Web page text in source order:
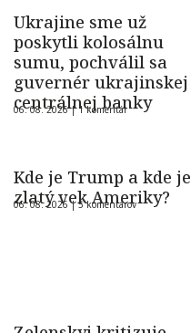
Ukrajine sme už
poskytli kolosálnu
sumu, pochválil sa
guvernér ukrajinskej
centrálnej banky
06. 08. 2026 |1 komentár
Kde je Trump a kde je
zlatý vek Ameriky?
06. 08. 2026 |5 komentárov